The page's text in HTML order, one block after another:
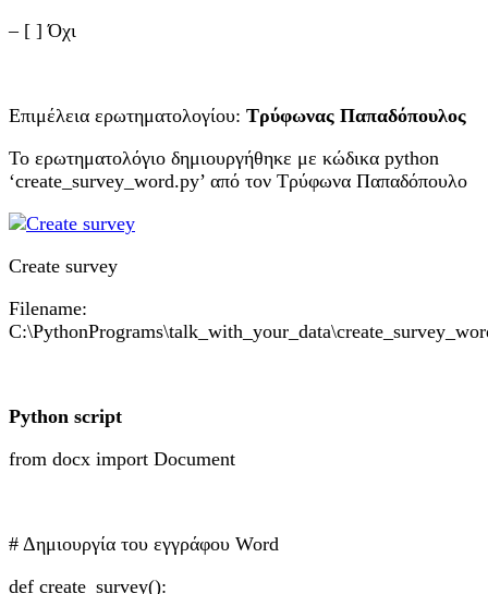
– [ ] Όχι
Επιμέλεια ερωτηματολογίου: Τρύφωνας Παπαδόπουλος
To ερωτηματολόγιο δημιουργήθηκε με κώδικα python
‘create_survey_word.py’ από τον Τρύφωνα Παπαδόπουλο
Create survey
Filename:
Python script
from docx import Document
# Δημιουργία του εγγράφου Word
def create_survey():